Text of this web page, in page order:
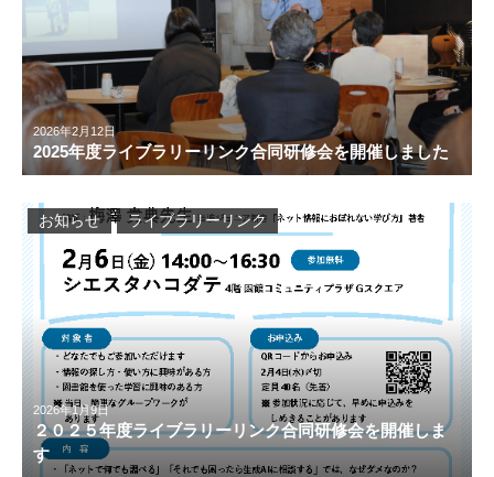
2026年2月12日
2025年度ライブラリーリンク合同研修会を開催しました
2026年1月9日
２０２５年度ライブラリーリンク合同研修会を開催しま
す
お知らせ ライブラリーリンク